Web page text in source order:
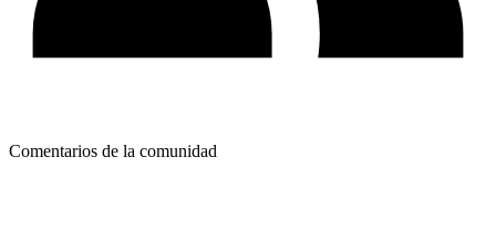
Comentarios de la comunidad